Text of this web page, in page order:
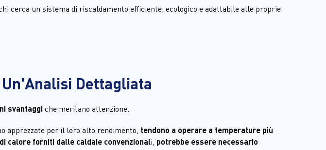
cerca un sistema di riscaldamento efficiente, ecologico e adattabile alle proprie
Dettagliata
svantaggi che meritano attenzione.
apprezzate per il loro alto rendimento, tendono a operare a temperature più
calore forniti dalle caldaie convenzionali, potrebbe essere necessario